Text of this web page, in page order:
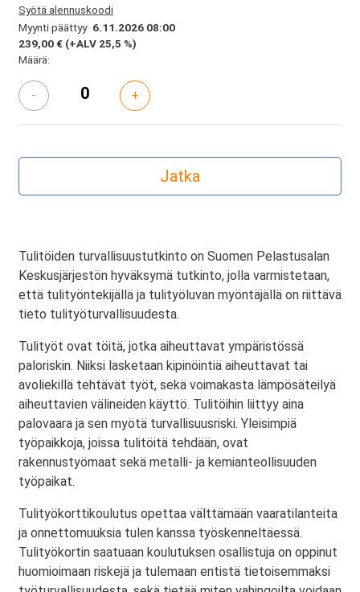
Syötä alennuskoodi
Myynti päättyy 6.11.2026 08:00
239,00 € (+ALV 25,5 %)
Määrä:
- +
Tulitöiden turvallisuustutkinto on Suomen Pelastusalan
Keskusjärjestön hyväksymä tutkinto, jolla varmistetaan,
että tulityöntekijällä ja tulityöluvan myöntäjällä on riittävä
tieto tulityöturvallisuudesta.
Tulityöt ovat töitä, jotka aiheuttavat ympäristössä
paloriskin. Niiksi lasketaan kipinöintiä aiheuttavat tai
avoliekillä tehtävät työt, sekä voimakasta lämpösäteilyä
aiheuttavien välineiden käyttö. Tulitöihin liittyy aina
palovaara ja sen myötä turvallisuusriski. Yleisimpiä
työpaikkoja, joissa tulitöitä tehdään, ovat
rakennustyömaat sekä metalli- ja kemianteollisuuden
työpaikat.
Tulityökorttikoulutus opettaa välttämään vaaratilanteita
ja onnettomuuksia tulen kanssa työskenneltäessä.
Tulityökortin saatuaan koulutuksen osallistuja on oppinut
huomioimaan riskejä ja tulemaan entistä tietoisemmaksi